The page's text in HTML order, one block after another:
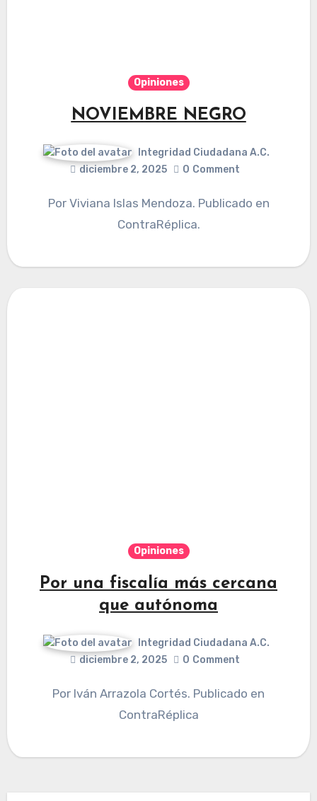
Opiniones
NOVIEMBRE NEGRO
Integridad Ciudadana A.C.
diciembre 2, 2025
0 Comment
Por Viviana Islas Mendoza. Publicado en
ContraRéplica.
Opiniones
Por una fiscalía más cercana
que autónoma
Integridad Ciudadana A.C.
diciembre 2, 2025
0 Comment
Por Iván Arrazola Cortés. Publicado en
ContraRéplica